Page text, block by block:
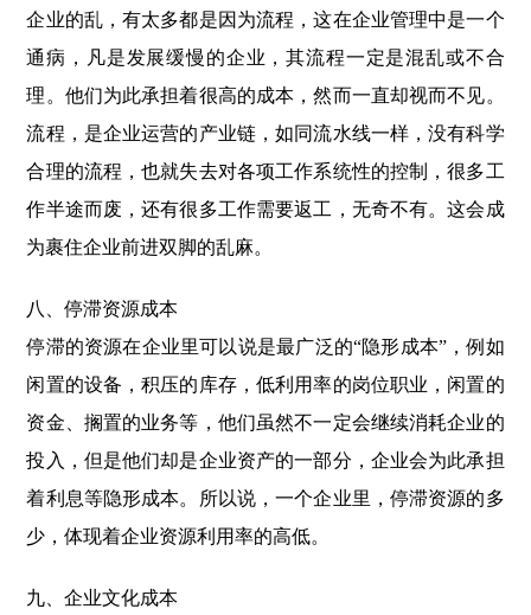
企业的乱，有太多都是因为流程，这在企业管理中是一个
通病，凡是发展缓慢的企业，其流程一定是混乱或不合
理。他们为此承担着很高的成本，然而一直却视而不见。
流程，是企业运营的产业链，如同流水线一样，没有科学
合理的流程，也就失去对各项工作系统性的控制，很多工
作半途而废，还有很多工作需要返工，无奇不有。这会成
为裹住企业前进双脚的乱麻。
八、停滞资源成本
停滞的资源在企业里可以说是最广泛的“隐形成本”，例如
闲置的设备，积压的库存，低利用率的岗位职业，闲置的
资金、搁置的业务等，他们虽然不一定会继续消耗企业的
投入，但是他们却是企业资产的一部分，企业会为此承担
着利息等隐形成本。所以说，一个企业里，停滞资源的多
少，体现着企业资源利用率的高低。
九、企业文化成本